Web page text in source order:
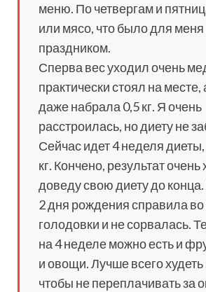
меню. По четвергам и
или мясо, что было для
праздником.
Сперва вес уходил очень
практически стоял на месте,
даже набрала 0,5 кг. Я очень
расстроилась, но диету не
Сейчас идет 4 неделя
кг. Кончено, результат
доведу свою диету до
2 дня рождения справила
голодовки и не сорвалась.
на 4 неделе можно есть и
и овощи. Лучше всего худеть
чтобы не переплачивать за